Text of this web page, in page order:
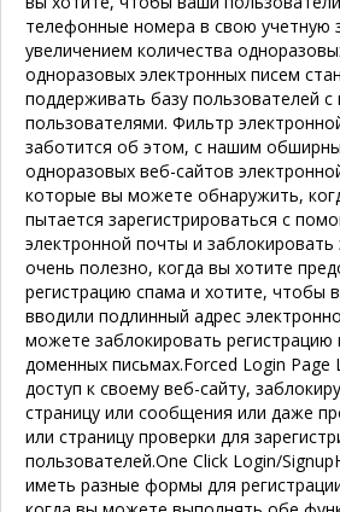
телефонные номера в свою учетную
увеличением количества
одноразовых электронных писем
поддерживать базу пользователей
пользователями. Фильтр
заботится об этом, с нашим
одноразовых веб-сайтов
которые вы можете обнаружить,
пытается зарегистрироваться с
электронной почты и заблокировать
очень полезно, когда вы хотите
регистрацию спама и хотите, чтобы
вводили подлинный адрес
можете заблокировать регистрацию
доменных письмах.Forced Login Page
доступ к своему веб-сайту,
страницу или сообщения или даже
или страницу проверки для
пользователей.One Click Login/Signup
иметь разные формы для